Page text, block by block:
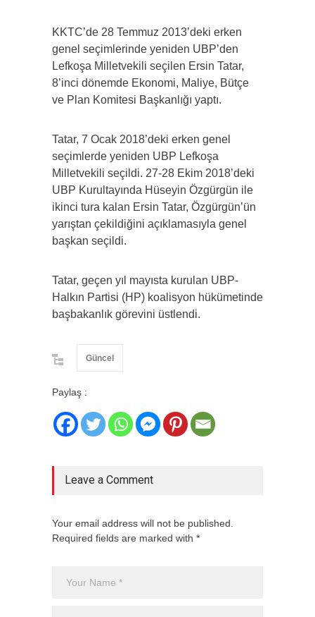
KKTC’de 28 Temmuz 2013’deki erken
genel seçimlerinde yeniden UBP’den
Lefkoşa Milletvekili seçilen Ersin Tatar,
8’inci dönemde Ekonomi, Maliye, Bütçe
ve Plan Komitesi Başkanlığı yaptı.
Tatar, 7 Ocak 2018’deki erken genel
seçimlerde yeniden UBP Lefkoşa
Milletvekili seçildi. 27-28 Ekim 2018’deki
UBP Kurultayında Hüseyin Özgürgün ile
ikinci tura kalan Ersin Tatar, Özgürgün’ün
yarıştan çekildiğini açıklamasıyla genel
başkan seçildi.
Tatar, geçen yıl mayısta kurulan UBP-
Halkın Partisi (HP) koalisyon hükümetinde
başbakanlık görevini üstlendi.
Güncel
Paylaş :
Leave a Comment
Your email address will not be published.
Required fields are marked with *